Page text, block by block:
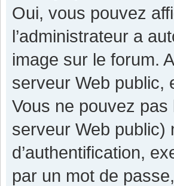
Oui, vous pouvez
l’administrateur a
image sur le forum.
serveur Web public,
Vous ne pouvez
serveur Web public)
d’authentification,
par un mot de